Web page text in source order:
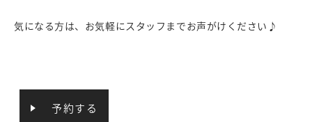
気になる方は、お気軽にスタッフまでお声がけください♪
予約する